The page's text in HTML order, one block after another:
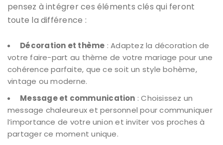
pensez à intégrer ces éléments clés qui feront
toute la différence :
Décoration et thème : Adaptez la décoration de
votre faire-part au thème de votre mariage pour une
cohérence parfaite, que ce soit un style bohème,
vintage ou moderne.
Message et communication : Choisissez un
message chaleureux et personnel pour communiquer
l’importance de votre union et inviter vos proches à
partager ce moment unique.